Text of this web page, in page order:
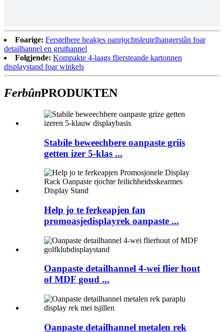
Foarige: Ferstelbere heakjes oanrjochtsleutelhangerstân foar
detailhannel en gruthannel
Folgjende: Kompakte 4-laags fliersteande kartonnen
displaystand foar winkels
FerbûnPRODUKTEN
Stabile beweechbere oanpaste griis
getten izer 5-klas ...
Help jo te ferkeapjen fan
promoasjedisplayrek oanpaste ...
Oanpaste detailhannel 4-wei flier hout
of MDF goud ...
Oanpaste detailhannel metalen rek